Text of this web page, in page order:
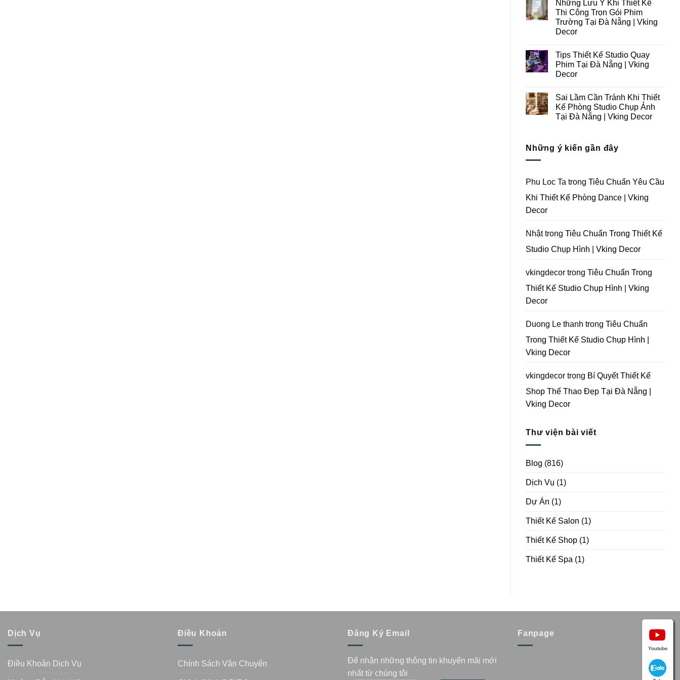
Thi
Công
Studio
Chụp
Ảnh
Tại
Vking
Decor
bình
luận
ở
Những
Lưu
Ý
Kế
Thi
Công
Trọn
Quay
Phim
Tại
Đà
Nẵng
Những Lưu Ý Khi Thiết Kế
Thi Công Trọn Gói Phim
Trường Tại Đà Nẵng | Vking
Decor
bình
luận
ở
Những
Khi
Thiết
Kế
Thi
Công
Trường
Tại
Vking
Decor
Tips Thiết Kế Studio Quay
Phim Tại Đà Nẵng | Vking
Decor
bình
luận
ở
Tips
Quay
Phim
Vking
Sai Lầm Cần Tránh Khi Thiết
Kế Phòng Studio Chụp Ảnh
Tại Đà Nẵng | Vking Decor
luận
ở
Tránh
Khi
Kế
Tại
Đà
Nẵng
|
Những ý kiến gần đây
Phu Loc Ta trong Tiêu Chuẩn Yêu Cầu
Khi Thiết Kế Phòng Dance | Vking
Decor
Nhậttrong Tiêu Chuẩn Trong Thiết Kế
Studio Chụp Hình | Vking Decor
vkingdecor trong Tiêu Chuẩn Trong
Thiết Kế Studio Chụp Hình | Vking
Decor
Duong Le thanh trong Tiêu Chuẩn
Trong Thiết Kế Studio Chụp Hình |
Vking Decor
vkingdecor trong Bí Quyết Thiết Kế
Shop Thể Thao Đẹp Tại Đà Nẵng |
Vking Decor
Thư viện bài viết
Blog (816)
Dịch Vụ (1)
Dự Án (1)
Thiết Kế Salon (1)
Thiết Kế Shop (1)
Thiết Kế Spa (1)
Dịch Vụ
Điều Khoản Dịch Vụ
Điều Khoản
Chính Sách Vận Chuyển
Đăng Ký Email
Để nhận những thông tin khuyến mãi mới
nhất từ chúng tôi
Fanpage
Youtube